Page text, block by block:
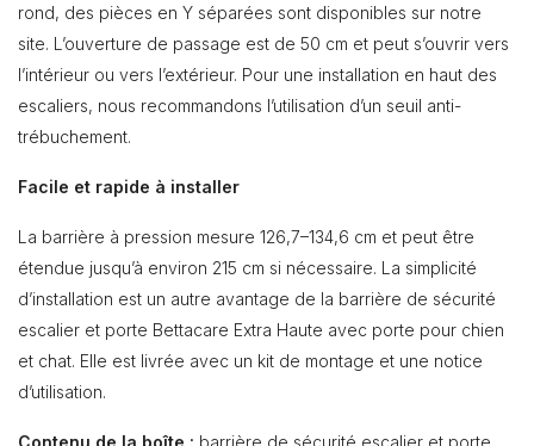
rond, des pièces en Y séparées sont disponibles sur notre
site. L’ouverture de passage est de 50 cm et peut s’ouvrir vers
l’intérieur ou vers l’extérieur. Pour une installation en haut des
escaliers, nous recommandons l’utilisation d’un seuil anti-
trébuchement.
Facile et rapide à installer
La barrière à pression mesure 126,7–134,6 cm et peut être
étendue jusqu’à environ 215 cm si nécessaire. La simplicité
d’installation est un autre avantage de la barrière de sécurité
escalier et porte Bettacare Extra Haute avec porte pour chien
et chat. Elle est livrée avec un kit de montage et une notice
d’utilisation.
Contenu de la boîte : barrière de sécurité escalier et porte